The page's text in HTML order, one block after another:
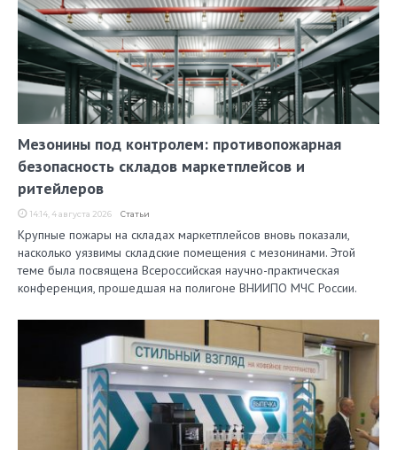
Мезонины под контролем: противопожарная
безопасность складов маркетплейсов и
ритейлеров
14:14, 4 августа 2026 Статьи
Крупные пожары на складах маркетплейсов вновь показали,
насколько уязвимы складские помещения с мезонинами. Этой
теме была посвящена Всероссийская научно-практическая
конференция, прошедшая на полигоне ВНИИПО МЧС России.